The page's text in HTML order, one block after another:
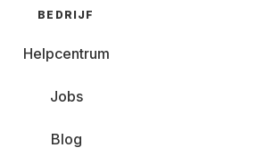
BEDRIJF
Helpcentrum
Jobs
Blog